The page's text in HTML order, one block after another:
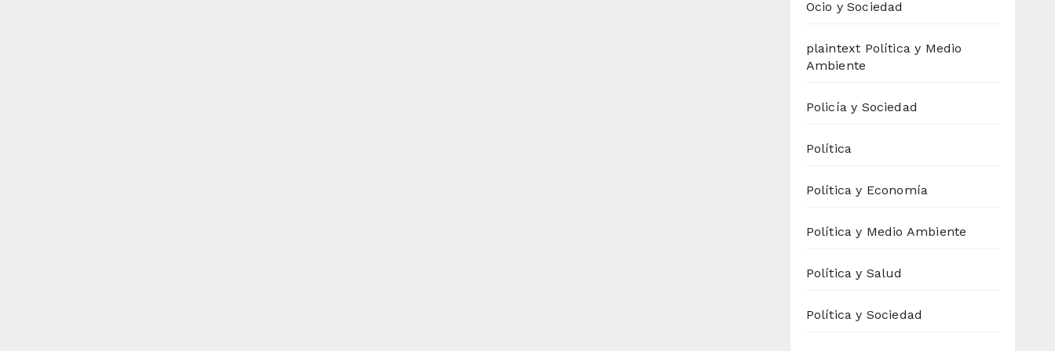
Ocio y Sociedad
plaintext Política y Medio
Ambiente
Policía y Sociedad
Política
Política y Economía
Política y Medio Ambiente
Política y Salud
Política y Sociedad